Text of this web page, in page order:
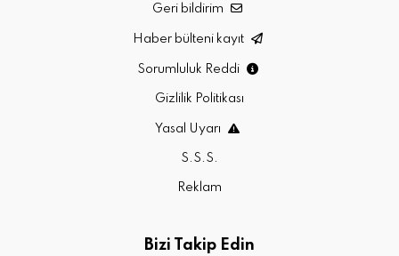
Geri bildirim
Haber bülteni kayıt
Sorumluluk Reddi
Gizlilik Politikası
Yasal Uyarı
S.S.S.
Reklam
Bizi Takip Edin